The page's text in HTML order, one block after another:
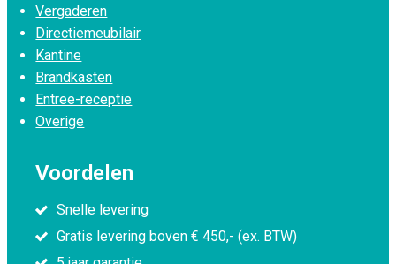
Vergaderen
Directiemeubilair
Kantine
Brandkasten
Entree-receptie
Overige
Voordelen
Snelle levering
Gratis levering boven € 450,- (ex. BTW)